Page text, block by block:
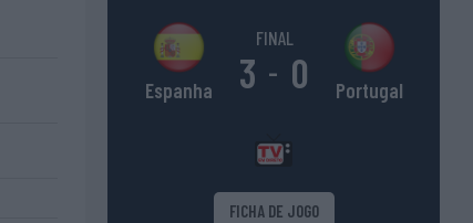
Espanha
FINAL
3 - 0 Portugal
FICHA DE JOGO